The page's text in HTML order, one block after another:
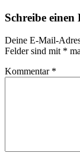
Schreibe
Deine E-Mail-
Felder sind mit *
Kommentar *